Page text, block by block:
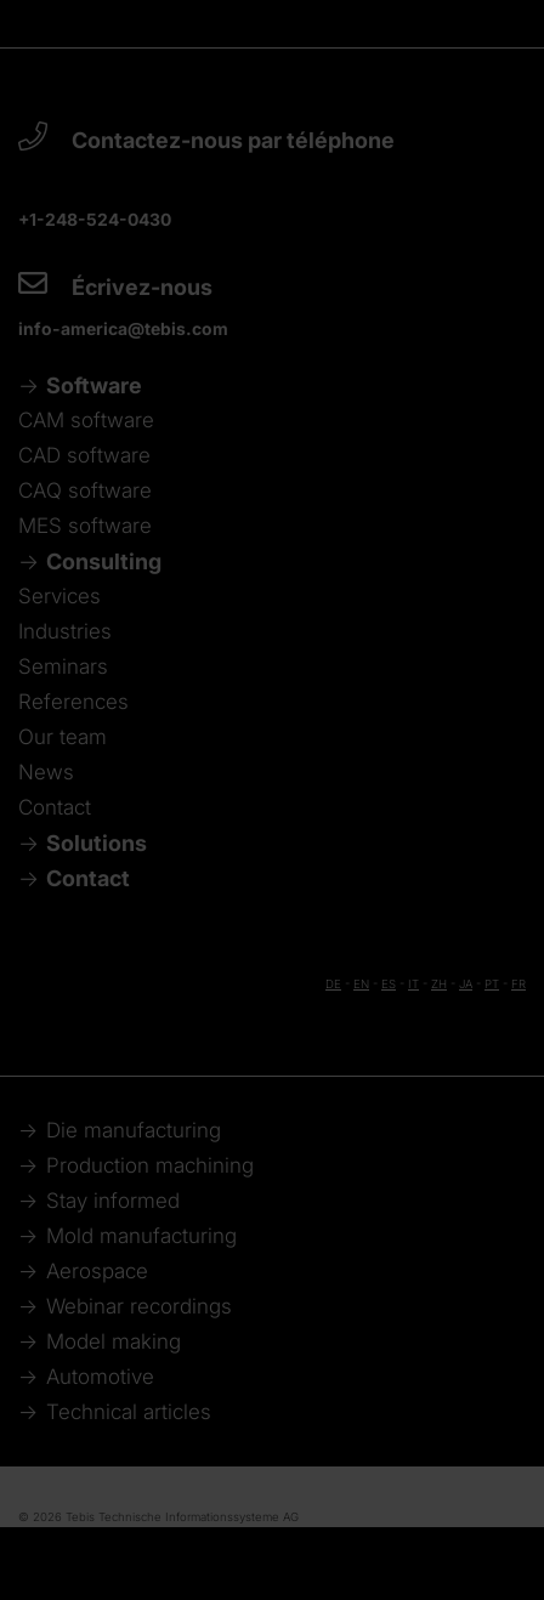
Contactez-nous par téléphone
+1-248-524-0430
Écrivez-nous
info-america@tebis.com
Software
CAM software
CAD software
CAQ software
MES software
Consulting
Services
Industries
Seminars
References
Our team
News
Contact
Solutions
Contact
DE EN ES IT ZH JA PT FR
Die manufacturing
Production machining
Stay informed
Mold manufacturing
Aerospace
Webinar recordings
Model making
Automotive
Technical articles
© 2026 Tebis Technische Informationssysteme AG